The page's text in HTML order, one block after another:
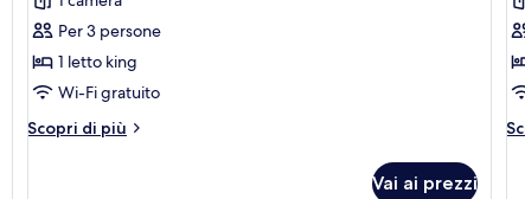
Junior
Per 3 persone
1 letto king
Wi-Fi gratuito
Scopri di più
Altri
Vai ai prezzi